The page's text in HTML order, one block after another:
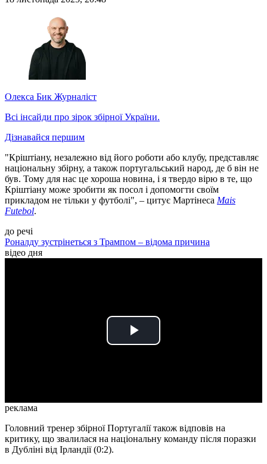
Олекса Бик Журналіст
Всі інсайди про зірок збірної України.
Дізнавайся першим
"Кріштіану, незалежно від його роботи або клубу, представляє
національну збірну, а також португальський народ, де б він не
був. Тому для нас це хороша новина, і я твердо вірю в те, що
Кріштіану може зробити як посол і допомогти своїм
прикладом не тільки у футболі", – цитує Мартінеса Mais
Futebol.
до речі
Роналду зустрінеться з Трампом – відома причина
відео дня
Play
реклама
Головний тренер збірної Португалії також відповів на
критику, що звалилася на національну команду після поразки
в Дубліні від Ірландії (0:2).